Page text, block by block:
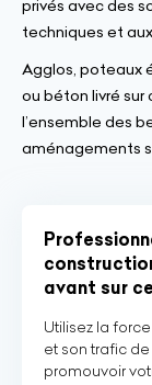
privés avec des
techniques et
Agglos, poteaux
ou béton livré sur
l’ensemble des
aménagements
avant sur
Utilisez la
et son trafic
promouvoir